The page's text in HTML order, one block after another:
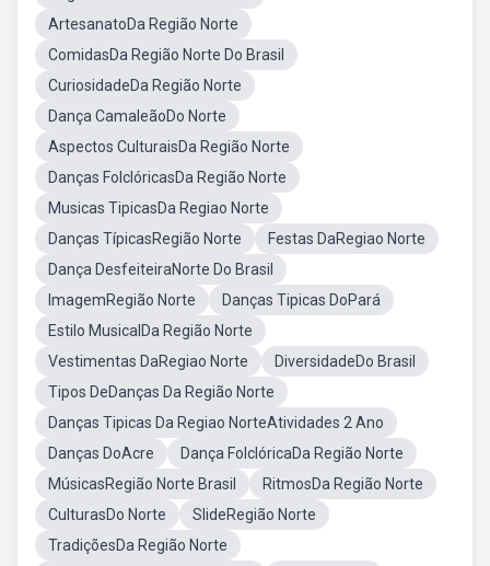
ArtesanatoDa Região Norte
ComidasDa Região Norte Do Brasil
CuriosidadeDa Região Norte
Dança CamaleãoDo Norte
Aspectos CulturaisDa Região Norte
Danças FolclóricasDa Região Norte
Musicas TipicasDa Regiao Norte
Danças TípicasRegião Norte
Festas DaRegiao Norte
Dança DesfeiteiraNorte Do Brasil
ImagemRegião Norte
Danças Tipicas DoPará
Estilo MusicalDa Região Norte
Vestimentas DaRegiao Norte
DiversidadeDo Brasil
Tipos DeDanças Da Região Norte
Danças Tipicas Da Regiao NorteAtividades 2 Ano
Danças DoAcre
Dança FolclóricaDa Região Norte
MúsicasRegião Norte Brasil
RitmosDa Região Norte
CulturasDo Norte
SlideRegião Norte
TradiçõesDa Região Norte